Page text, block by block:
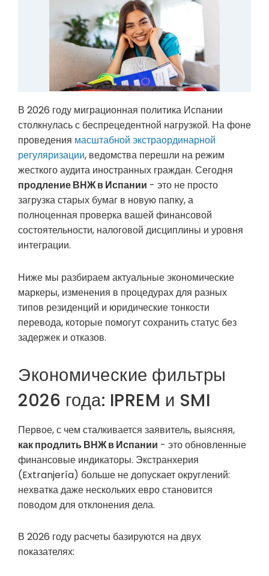
В 2026 году миграционная политика Испании
столкнулась с беспрецедентной нагрузкой. На фоне
проведения масштабной экстраординарной
регуляризации, ведомства перешли на режим
жесткого аудита иностранных граждан. Сегодня
продление ВНЖ в Испании - это не просто
загрузка старых бумаг в новую папку, а
полноценная проверка вашей финансовой
состоятельности, налоговой дисциплины и уровня
интеграции.
Ниже мы разбираем актуальные экономические
маркеры, изменения в процедурах для разных
типов резиденций и юридические тонкости
перевода, которые помогут сохранить статус без
задержек и отказов.
Экономические фильтры
2026 года: IPREM и SMI
Первое, с чем сталкивается заявитель, выясняя,
как продлить ВНЖ в Испании - это обновленные
финансовые индикаторы. Экстранхерия
(Extranjería) больше не допускает округлений:
нехватка даже нескольких евро становится
поводом для отклонения дела.
В 2026 году расчеты базируются на двух
показателях: